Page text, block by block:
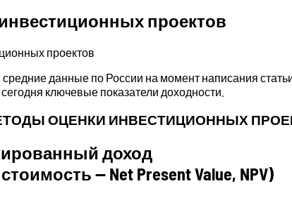
проектов
данные по России на момент написания
ключевые показатели доходности.
ОЦЕНКИ ИНВЕСТИЦИОННЫХ
доход
— Net Present Value, NPV)